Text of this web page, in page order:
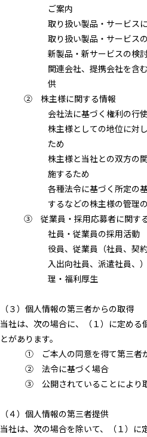
ご案内
取り扱い製品・サービス
取り扱い製品・サービス
新製品・新サービスの検
関連会社、提携会社を含
供
② 株主様に関する情報
会社法に基づく権利の行
株主様としての地位に対
ため
株主様と当社との双方の
施するため
各種法令に基づく所定の
するなどの株主様の管理
③ 従業員・採用応募者に関す
社員・従業員の採用活動
役員、従業員（社員、契
入出向社員、派遣社員、
理・福利厚生
（３）個人情報の第三者からの取得
当社は、次の場合に、（１）に定める
とがあります。
① ご本人の同意を得て第三者か
② 法令に基づく場合
③ 公開されていることにより取
（４）個人情報の第三者提供
当社は、次の場合を除いて、（１）に